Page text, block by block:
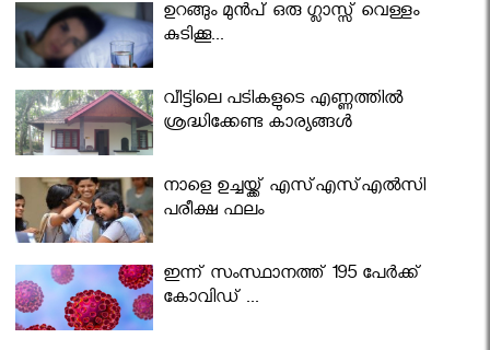
ഉറങ്ങും മുന്‍പ് ഒരു ഗ്ലാസ്സ് വെള്ളം
കുടിക്കൂ...
വീട്ടിലെ പടികളുടെ എണ്ണത്തിൽ
ശ്രദ്ധിക്കേണ്ട കാര്യങ്ങൾ
നാളെ ഉച്ചയ്ക്ക് എസ്എസ്എല്‍സി
പരീക്ഷ ഫലം
ഇന്ന് സംസ്ഥാനത്ത് 195 പേര്‍ക്ക്
കോവിഡ് ...